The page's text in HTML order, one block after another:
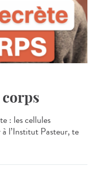
: les cellules
l’Institut Pasteur, te